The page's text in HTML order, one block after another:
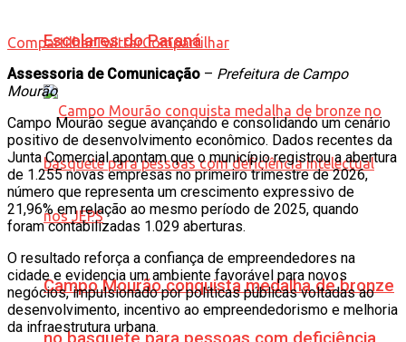
Escolares do Paraná
Campo Mourão conquista medalha de bronze
CompartilharTwittarCompartilhar
Assessoria de Comunicação – Prefeitura de Campo
Mourão
Campo Mourão segue avançando e consolidando um cenário
positivo de desenvolvimento econômico. Dados recentes da
Junta Comercial apontam que o município registrou a abertura
de 1.255 novas empresas no primeiro trimestre de 2026,
número que representa um crescimento expressivo de
21,96% em relação ao mesmo período de 2025, quando
foram contabilizadas 1.029 aberturas.
O resultado reforça a confiança de empreendedores na
cidade e evidencia um ambiente favorável para novos
negócios, impulsionado por políticas públicas voltadas ao
desenvolvimento, incentivo ao empreendedorismo e melhoria
da infraestrutura urbana.